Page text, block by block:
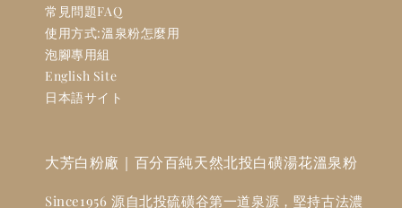
常見問題FAQ
使用方式:溫泉粉怎麼用
泡腳專用組
English Site
日本語サイト
大芳白粉廠｜百分百純天然北投白磺湯花溫泉粉
Since1956 源自北投硫磺谷第一道泉源，堅持古法濃